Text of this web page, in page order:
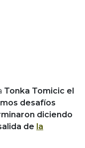
Tonka Tomicic el
desafíos
diciendo
de la